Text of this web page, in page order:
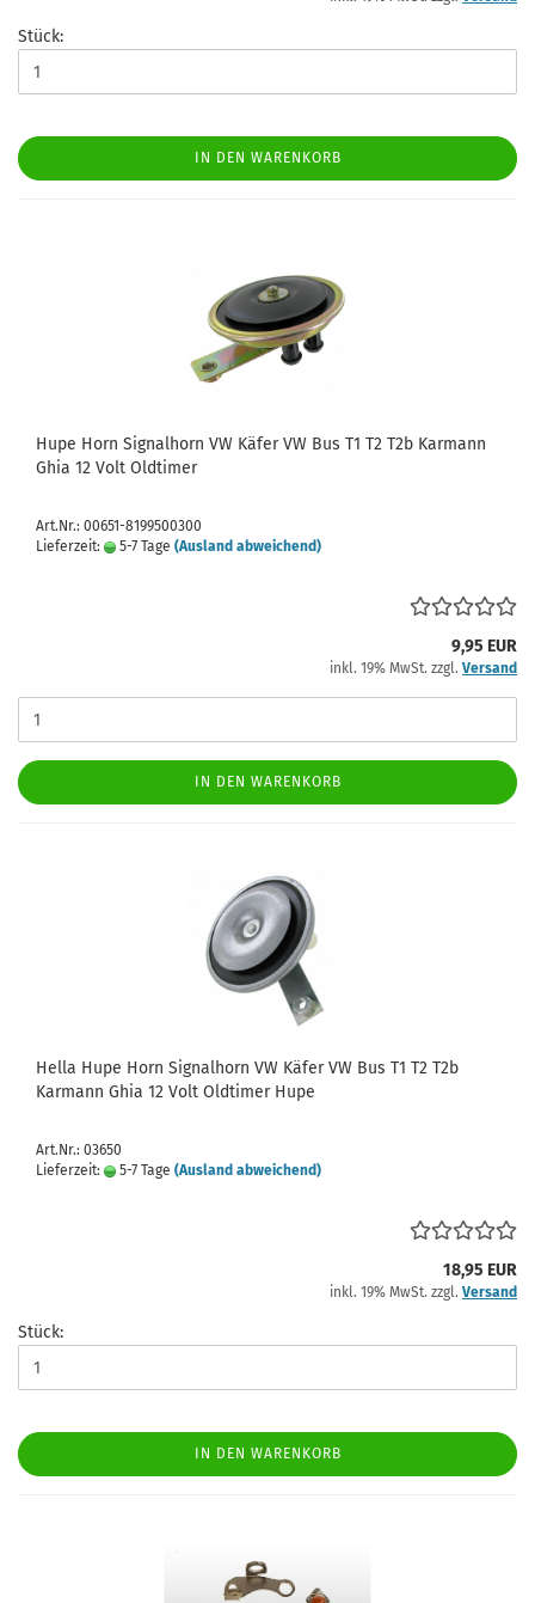
Stück:
IN DEN WARENKORB
Hupe Horn Signalhorn VW Käfer VW Bus T1 T2 T2b Karmann
Ghia 12 Volt Oldtimer
Art.Nr.: 00651-8199500300
Lieferzeit:
5-7 Tage (Ausland abweichend)
9,95 EUR
inkl. 19% MwSt. zzgl. Versand
IN DEN WARENKORB
Hella Hupe Horn Signalhorn VW Käfer VW Bus T1 T2 T2b
Karmann Ghia 12 Volt Oldtimer Hupe
Art.Nr.: 03650
Lieferzeit:
5-7 Tage (Ausland abweichend)
18,95 EUR
inkl. 19% MwSt. zzgl. Versand
Stück:
IN DEN WARENKORB